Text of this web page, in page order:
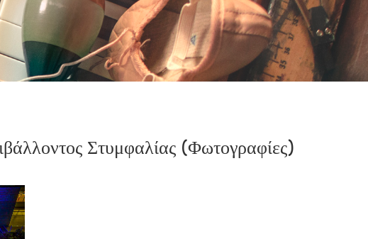
Στυμφαλίας (Φωτογραφίες)